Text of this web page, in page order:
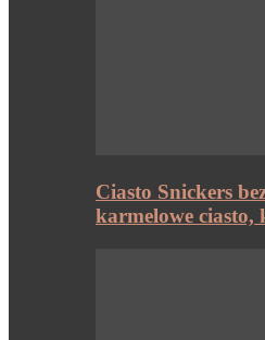
Ciasto Snickers
karmelowe